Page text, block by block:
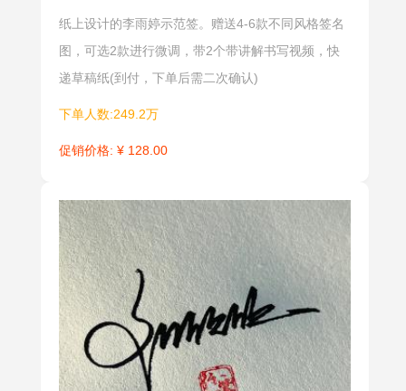
纸上设计的李雨婷示范签。赠送4-6款不同风格签名
图，可选2款进行微调，带2个带讲解书写视频，快
递草稿纸(到付，下单后需二次确认)
下单人数:249.2万
促销价格: ¥ 128.00
性。
画、画中有
字。书法艺
很强，适合
一些特殊职
业朋友使
用。
竖式签
竖式签是这
书法签
书法签是一